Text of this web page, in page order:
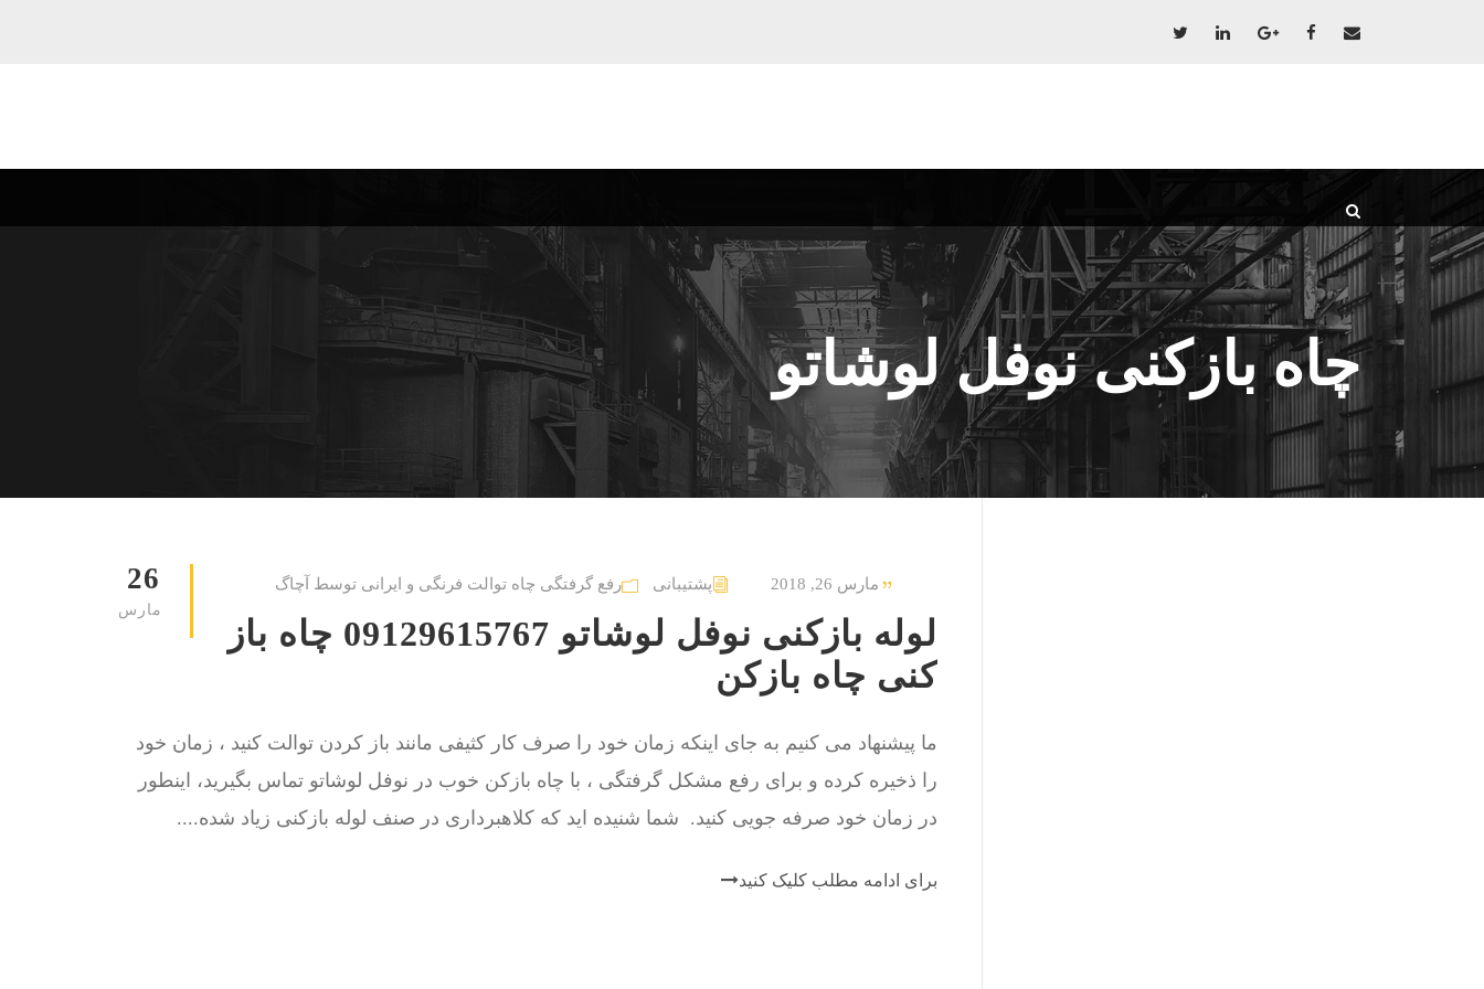
چاه بازکنی نوفل لوشاتو
26
مارس
مارس 26, 2018 پشتیبانی رفع گرفتگی چاه توالت فرنگی و ایرانی توسط آچاگ
لوله بازکنی نوفل لوشاتو 09129615767 چاه باز
کنی چاه بازکن
ما پیشنهاد می کنیم به جای اینکه زمان خود را صرف کار کثیفی مانند باز کردن توالت کنید ، زمان خود
را ذخیره کرده و برای رفع مشکل گرفتگی ، با چاه بازکن خوب در نوفل لوشاتو تماس بگیرید، اینطور
در زمان خود صرفه جویی کنید. شما شنیده اید که کلاهبرداری در صنف لوله بازکنی زیاد شده....
برای ادامه مطلب کلیک کنید